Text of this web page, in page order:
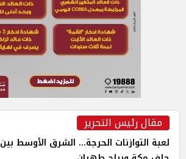
مقال رئيس التحرير
لعبة التوازنات الحرجة... الشرق الأوسط بين